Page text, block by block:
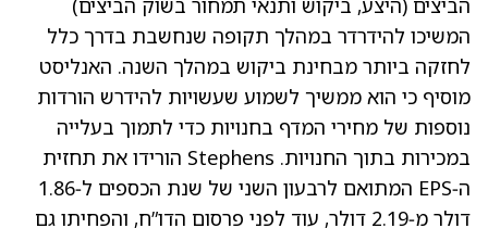
המשיכו להידרדר במהלך תקופה שנחשבת בדרך כלל
לחזקה ביותר מבחינת ביקוש במהלך השנה. האנליסט
מוסיף כי הוא ממשיך לשמוע שעשויות להידרש הורדות
נוספות של מחירי המדף בחנויות כדי לתמוך בעלייה
במכירות בתוך החנויות. Stephens הורידו את תחזית
ה‑EPS המתואם לרבעון השני של שנת הכספים ל‑1.86
דולר מ‑2.19 דולר, עוד לפני פרסום הדו”ח, והפחיתו גם